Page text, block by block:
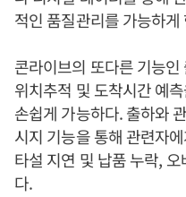
적인 품질관리를 가능하게
콘라이브의 또다른 기능
위치추적 및 도착시간 예
손쉽게 가능하다. 출하와
시지 기능을 통해 관련자
타설 지연 및 납품 누락,
다.